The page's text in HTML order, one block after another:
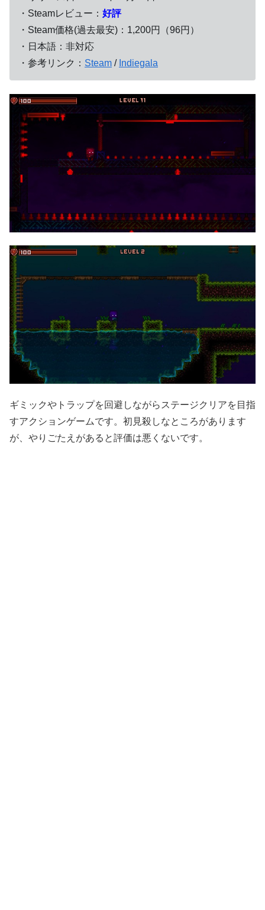
・Steamレビュー： 好評
・Steam価格(過去最安)：1,200円（96円）
・日本語：非対応
・参考リンク： Steam / Indiegala
ギミックやトラップを回避しながらステージクリアを目指
すアクションゲームです。初見殺しなところがあります
が、やりごたえがあると評価は悪くないです。